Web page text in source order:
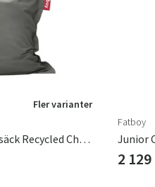
Fler varianter
Junior Canvas Sittsäck Recycled Charcoal Grey
Fatboy
2